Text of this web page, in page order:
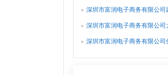
深圳市富润电子商务有限公司
深圳市富润电子商务有限公司
深圳市富润电子商务有限公司